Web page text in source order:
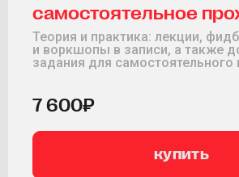
самостоятельное
Теория и практика: лекции,
и воркшопы в записи, а также
задания для самостоятельного
7 600₽
купить